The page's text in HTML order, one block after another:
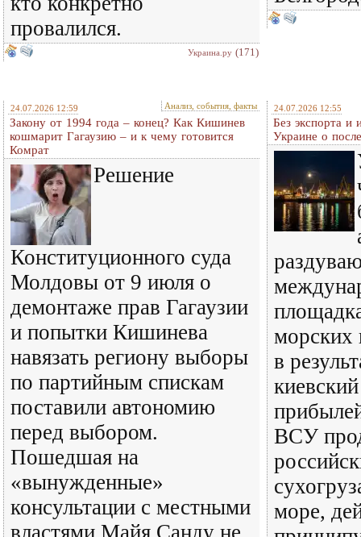
провалился.
Украина.ру (171)
24.07.2026 12:59 Анализ, события, факты
Закону от 1994 года – конец? Как Кишинев
кошмарит Гагаузию – и к чему готовится
Комрат
Решение
Конституционного суда
Молдовы от 9 июля о
демонтаже прав Гагаузии
и попытки Кишинева
навязать региону выборы
по партийным спискам
поставили автономию
перед выбором.
Пошедшая на
«вынужденные»
консультации с местными
властями Майя Санду не
24.07.2026 12:55
Без экспорта и
Украине о
морских
в
ВСУ
море,